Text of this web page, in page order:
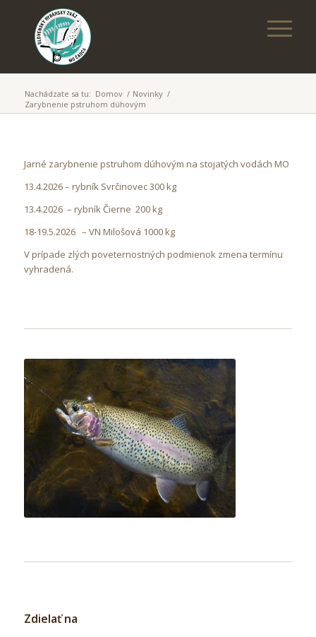
Nachádzate sa tu: Domov / Novinky /
Zarybnenie pstruhom dúhovým
Jarné zarybnenie pstruhom dúhovým na stojatých vodách MO
13.4.2026 – rybník Svrčinovec 300 kg
13.4.2026 – rybník Čierne 200 kg
18-19.5.2026 – VN Milošová 1000 kg
V prípade zlých poveternostných podmienok zmena termínu
vyhradená.
Zdielať na